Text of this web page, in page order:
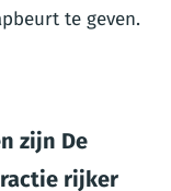
te geven.
zijn De
rijker